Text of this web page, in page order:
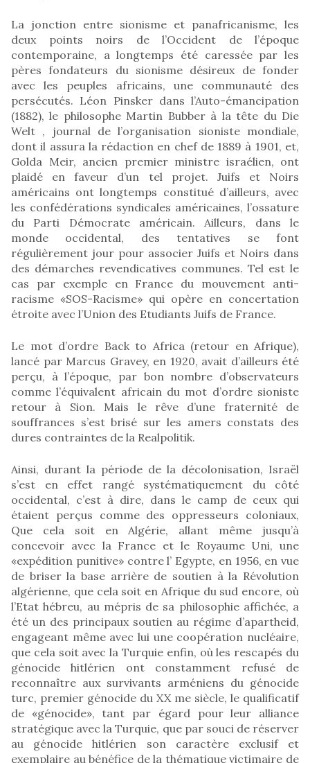
La jonction entre sionisme et panafricanisme, les
deux points noirs de l’Occident de l’époque
contemporaine, a longtemps été caressée par les
pères fondateurs du sionisme désireux de fonder
avec les peuples africains, une communauté des
persécutés. Léon Pinsker dans l’Auto-émancipation
(1882), le philosophe Martin Bubber à la tête du Die
Welt , journal de l’organisation sioniste mondiale,
dont il assura la rédaction en chef de 1889 à 1901, et,
Golda Meir, ancien premier ministre israélien, ont
plaidé en faveur d’un tel projet. Juifs et Noirs
américains ont longtemps constitué d’ailleurs, avec
les confédérations syndicales américaines, l’ossature
du Parti Démocrate américain. Ailleurs, dans le
monde occidental, des tentatives se font
régulièrement jour pour associer Juifs et Noirs dans
des démarches revendicatives communes. Tel est le
cas par exemple en France du mouvement anti-
racisme «SOS-Racisme» qui opère en concertation
étroite avec l’Union des Etudiants Juifs de France.
Le mot d’ordre Back to Africa (retour en Afrique),
lancé par Marcus Gravey, en 1920, avait d’ailleurs été
perçu, à l’époque, par bon nombre d’observateurs
comme l’équivalent africain du mot d’ordre sioniste
retour à Sion. Mais le rêve d’une fraternité de
souffrances s’est brisé sur les amers constats des
dures contraintes de la Realpolitik.
Ainsi, durant la période de la décolonisation, Israël
s’est en effet rangé systématiquement du côté
occidental, c’est à dire, dans le camp de ceux qui
étaient perçus comme des oppresseurs coloniaux,
Que cela soit en Algérie, allant même jusqu’à
concevoir avec la France et le Royaume Uni, une
«expédition punitive» contre l’ Egypte, en 1956, en vue
de briser la base arrière de soutien à la Révolution
algérienne, que cela soit en Afrique du sud encore, où
l’Etat hébreu, au mépris de sa philosophie affichée, a
été un des principaux soutien au régime d’apartheid,
engageant même avec lui une coopération nucléaire,
que cela soit avec la Turquie enfin, où les rescapés du
génocide hitlérien ont constamment refusé de
reconnaître aux survivants arméniens du génocide
turc, premier génocide du XX me siècle, le qualificatif
de «génocide», tant par égard pour leur alliance
stratégique avec la Turquie, que par souci de réserver
au génocide hitlérien son caractère exclusif et
exemplaire au bénéfice de la thématique victimaire de